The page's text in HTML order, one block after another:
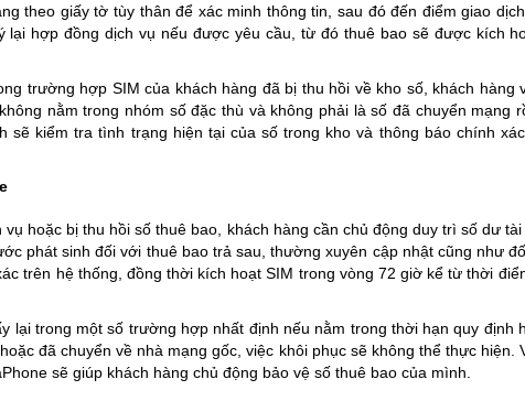
theo giấy tờ tùy thân để xác minh thông tin, sau đó đến điểm giao
lại hợp đồng dịch vụ nếu được yêu cầu, từ đó thuê bao sẽ được kích
trường hợp SIM của khách hàng đã bị thu hồi về kho số, khách
nằm trong nhóm số đặc thù và không phải là số đã chuyển mạng
sẽ kiểm tra tình trạng hiện tại của số trong kho và thông báo chính
hoặc bị thu hồi số thuê bao, khách hàng cần chủ động duy trì số dư
phát sinh đối với thuê bao trả sau, thường xuyên cập nhật cũng như
trên hệ thống, đồng thời kích hoạt SIM trong vòng 72 giờ kể từ thời
lại trong một số trường hợp nhất định nếu nằm trong thời hạn quy định
đã chuyển về nhà mạng gốc, việc khôi phục sẽ không thể thực hiện.
sẽ giúp khách hàng chủ động bảo vệ số thuê bao của mình.